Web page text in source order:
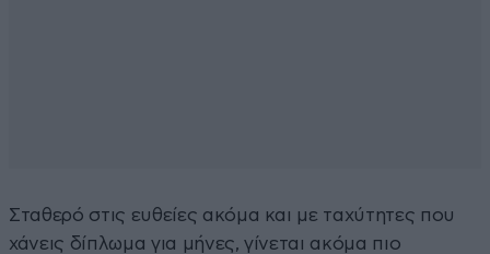
Σταθερό στις ευθείες ακόμα και με ταχύτητες που
χάνεις δίπλωμα για μήνες, γίνεται ακόμα πιο